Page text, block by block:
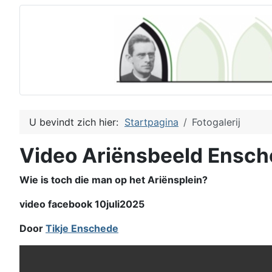
U bevindt zich hier: Startpagina Fotogalerij
Video Ariënsbeeld
Wie is toch die man op het Ariënsplein?
video facebook 10juli2025
Door Tikje Enschede